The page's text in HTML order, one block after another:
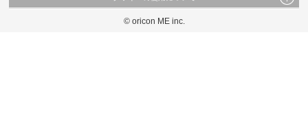
これらの情報を権利者の許可なく無断転載・複製などの二次利用を行うことは固く禁じて
弊社の見解・ 意見ではないことをご理解いただいた上でご覧ください。
このサイトでは Cookie を使用して、ユーザーに合わせたコンテンツや広告の表示、ソー
© oricon ME inc.